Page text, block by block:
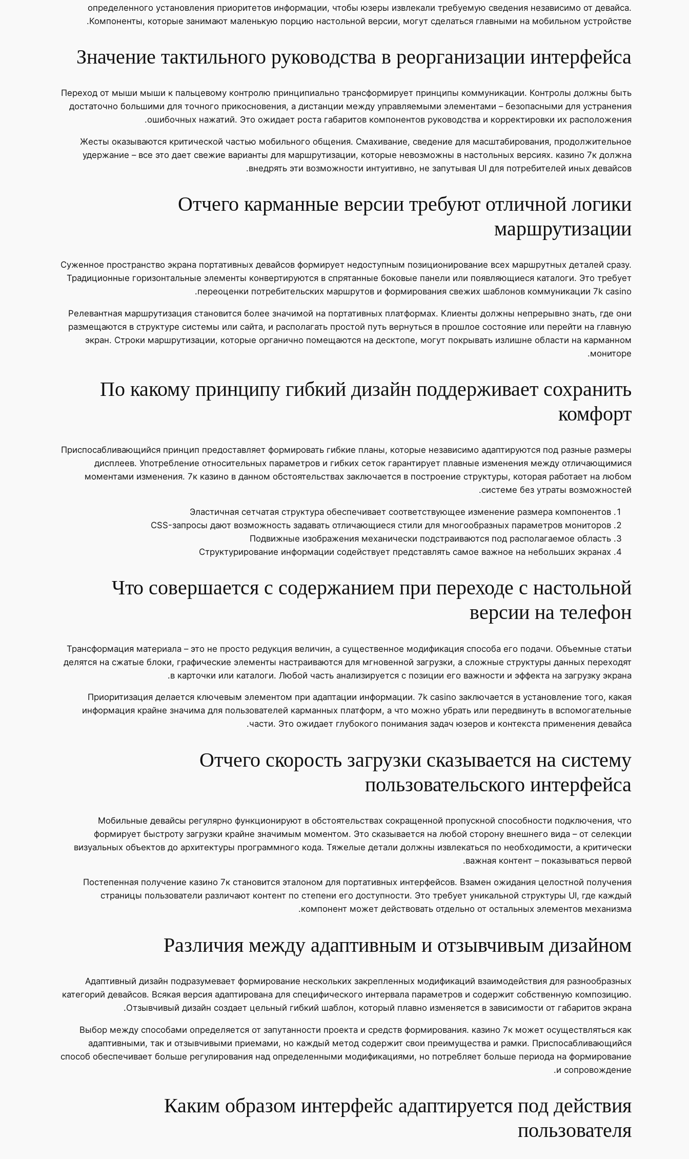
определенного установления приоритетов информации, чтобы юзеры извлекали требуемую сведения независимо от девайса.
Компоненты, которые занимают маленькую порцию настольной версии, могут сделаться главными на мобильном устройстве.
Значение тактильного руководства в реорганизации интерфейса
Переход от мыши мыши к пальцевому контролю принципиально трансформирует принципы коммуникации. Контролы должны быть
достаточно большими для точного прикосновения, а дистанции между управляемыми элементами – безопасными для устранения
ошибочных нажатий. Это ожидает роста габаритов компонентов руководства и корректировки их расположения.
Жесты оказываются критической частью мобильного общения. Смахивание, сведение для масштабирования, продолжительное
удержание – все это дает свежие варианты для маршрутизации, которые невозможны в настольных версиях. казино 7к должна
внедрять эти возможности интуитивно, не запутывая UI для потребителей иных девайсов.
Отчего карманные версии требуют отличной логики
маршрутизации
Суженное пространство экрана портативных девайсов формирует недоступным позиционирование всех маршрутных деталей сразу.
Традиционные горизонтальные элементы конвертируются в спрятанные боковые панели или появляющиеся каталоги. Это требует
переоценки потребительских маршрутов и формирования свежих шаблонов коммуникации 7k casino.
Релевантная маршрутизация становится более значимой на портативных платформах. Клиенты должны непрерывно знать, где они
размещаются в структуре системы или сайта, и располагать простой путь вернуться в прошлое состояние или перейти на главную
экран. Строки маршрутизации, которые органично помещаются на десктопе, могут покрывать излишне области на карманном
мониторе.
По какому принципу гибкий дизайн поддерживает сохранить
комфорт
Приспосабливающийся принцип предоставляет формировать гибкие планы, которые независимо адаптируются под разные размеры
дисплеев. Употребление относительных параметров и гибких сеток гарантирует плавные изменения между отличающимися
моментами изменения. 7к казино в данном обстоятельствах заключается в построение структуры, которая работает на любом
системе без утраты возможностей.
Эластичная сетчатая структура обеспечивает соответствующее изменение размера компонентов
CSS-запросы дают возможность задавать отличающиеся стили для многообразных параметров мониторов
Подвижные изображения механически подстраиваются под располагаемое область
Структурирование информации содействует представлять самое важное на небольших экранах
Что совершается с содержанием при переходе с настольной
версии на телефон
Трансформация материала – это не просто редукция величин, а существенное модификация способа его подачи. Объемные статьи
делятся на сжатые блоки, графические элементы настраиваются для мгновенной загрузки, а сложные структуры данных переходят
в карточки или каталоги. Любой часть анализируется с позиции его важности и эффекта на загрузку экрана.
Приоритизация делается ключевым элементом при адаптации информации. 7k casino заключается в установление того, какая
информация крайне значима для пользователей карманных платформ, а что можно убрать или передвинуть в вспомогательные
части. Это ожидает глубокого понимания задач юзеров и контекста применения девайса.
Отчего скорость загрузки сказывается на систему
пользовательского интерфейса
Мобильные девайсы регулярно функционируют в обстоятельствах сокращенной пропускной способности подключения, что
формирует быстроту загрузки крайне значимым моментом. Это сказывается на любой сторону внешнего вида – от селекции
визуальных объектов до архитектуры программного кода. Тяжелые детали должны извлекаться по необходимости, а критически
важная контент – показываться первой.
Постепенная получение казино 7к становится эталоном для портативных интерфейсов. Взамен ожидания целостной получения
страницы пользователи различают контент по степени его доступности. Это требует уникальной структуры UI, где каждый
компонент может действовать отдельно от остальных элементов механизма.
Различия между адаптивным и отзывчивым дизайном
Адаптивный дизайн подразумевает формирование нескольких закрепленных модификаций взаимодействия для разнообразных
категорий девайсов. Всякая версия адаптирована для специфического интервала параметров и содержит собственную композицию.
Отзывчивый дизайн создает цельный гибкий шаблон, который плавно изменяется в зависимости от габаритов экрана.
Выбор между способами определяется от запутанности проекта и средств формирования. казино 7к может осуществляться как
адаптивными, так и отзывчивыми приемами, но каждый метод содержит свои преимущества и рамки. Приспосабливающийся
способ обеспечивает больше регулирования над определенными модификациями, но потребляет больше периода на формирование
и сопровождение.
Каким образом интерфейс адаптируется под действия
пользователя